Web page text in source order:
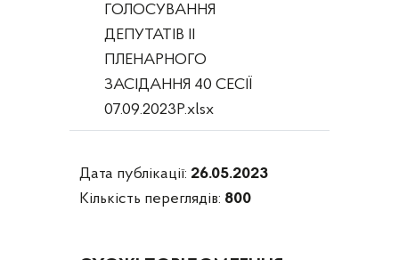
ГОЛОСУВАННЯ
ДЕПУТАТІВ IІ
ПЛЕНАРНОГО
ЗАСІДАННЯ 40 СЕСІЇ
07.09.2023Р.xlsx
Дата публікації: 26.05.2023
Кількість переглядів: 800